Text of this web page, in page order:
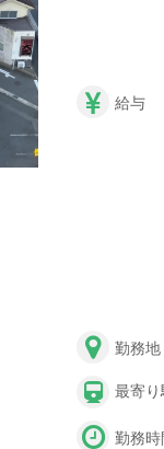
給与
勤務地
最寄り
勤務時